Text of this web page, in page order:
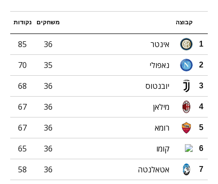
קבוצה משחקים נקודות
1 אינטר 36
85
2 נאפולי 35
70
3 יובנטוס 36
68
4 מילאן 36
67
5 רומא 36
67
6 קומו 36
65
7 אטאלנטה 36
58